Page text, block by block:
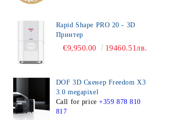
Rapid Shape PRO 20 - 3D
Принтер
€9,950.00 19460.51лв.
DOF 3D Скенер Freedom X3
3.0 megapixel
Call for price +359 878 810
817